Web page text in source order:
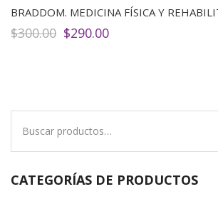
BRADDOM. MEDICINA FÍSICA Y
$300.00 El
$290.00El
CATEGORÍAS DE PRODUCTOS